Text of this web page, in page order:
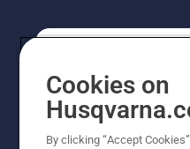
Cookies on
By clicking “Accept